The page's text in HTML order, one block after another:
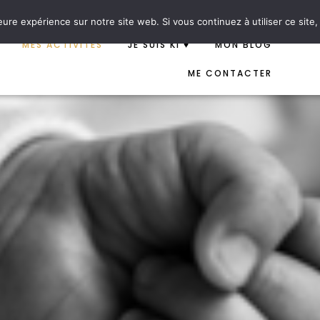
MES ACTIVITÉS JE SUIS KI ♥ MON BLOG
ME CONTACTER
expérience sur notre site web. Si vous continuez à utiliser ce